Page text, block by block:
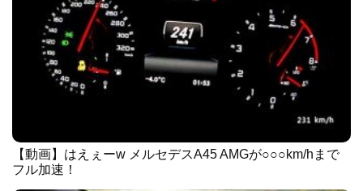
【動画】はえぇーw メルセデスA45 AMGが○○○km/hまで
フル加速！